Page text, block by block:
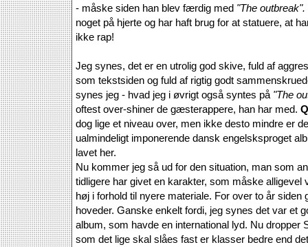
- måske siden han blev færdig med "The outbreak".
noget på hjerte og har haft brug for at statuere, at
ikke rap!
Jeg synes, det er en utrolig god skive, fuld af
som tekstsiden og fuld af rigtig godt
synes jeg - hvad jeg i øvrigt også syntes på "The
oftest over-shiner de gæsterappere, han har med.
dog lige et niveau over, men ikke desto mindre er
ualmindeligt imponerende dansk engelsksproget
lavet her.
Nu kommer jeg så ud for den situation, man som
tidligere har givet en karakter, som måske
høj i forhold til nyere materiale. For over to år siden
hoveder. Ganske enkelt fordi, jeg synes det var et
album, som havde en international lyd. Nu dropper
som det lige skal slåes fast er klasser bedre end